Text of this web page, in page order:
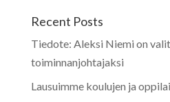
Recent Posts
Tiedote: Aleksi Niemi on
toiminnanjohtajaksi
Lausuimme koulujen ja